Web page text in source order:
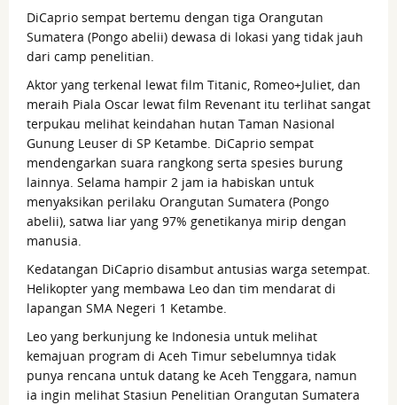
DiCaprio sempat bertemu dengan tiga Orangutan
Sumatera (Pongo abelii) dewasa di lokasi yang tidak jauh
dari camp penelitian.
Aktor yang terkenal lewat film Titanic, Romeo+Juliet, dan
meraih Piala Oscar lewat film Revenant itu terlihat sangat
terpukau melihat keindahan hutan Taman Nasional
Gunung Leuser di SP Ketambe. DiCaprio sempat
mendengarkan suara rangkong serta spesies burung
lainnya. Selama hampir 2 jam ia habiskan untuk
menyaksikan perilaku Orangutan Sumatera (Pongo
abelii), satwa liar yang 97% genetikanya mirip dengan
manusia.
Kedatangan DiCaprio disambut antusias warga setempat.
Helikopter yang membawa Leo dan tim mendarat di
lapangan SMA Negeri 1 Ketambe.
Leo yang berkunjung ke Indonesia untuk melihat
kemajuan program di Aceh Timur sebelumnya tidak
punya rencana untuk datang ke Aceh Tenggara, namun
ia ingin melihat Stasiun Penelitian Orangutan Sumatera